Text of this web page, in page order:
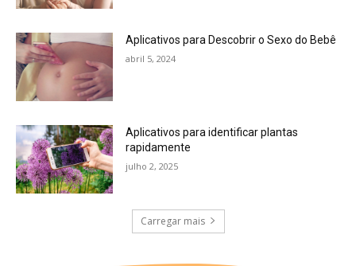
Aplicativos para Descobrir o Sexo do Bebê
abril 5, 2024
Aplicativos para identificar plantas
rapidamente
julho 2, 2025
Carregar mais